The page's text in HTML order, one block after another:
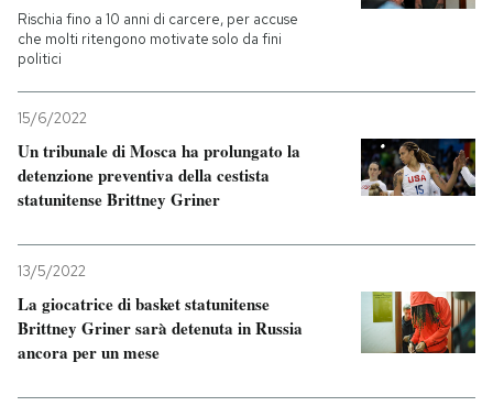
Rischia fino a 10 anni di carcere, per accuse
che molti ritengono motivate solo da fini
politici
15/6/2022
Un tribunale di Mosca ha prolungato la
detenzione preventiva della cestista
statunitense Brittney Griner
13/5/2022
La giocatrice di basket statunitense
Brittney Griner sarà detenuta in Russia
ancora per un mese